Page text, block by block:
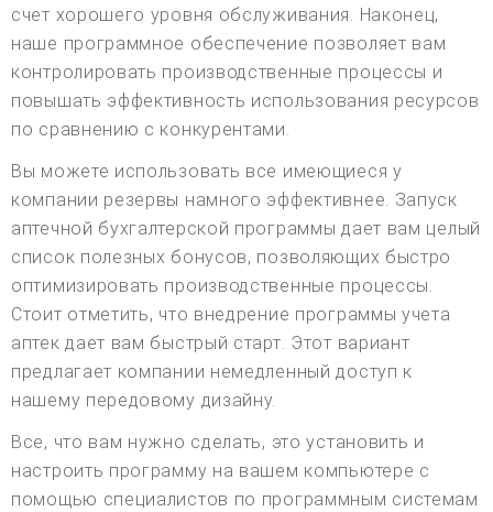
счет хорошего уровня обслуживания. Наконец,
наше программное обеспечение позволяет вам
контролировать производственные процессы и
повышать эффективность использования ресурсов
по сравнению с конкурентами.
Вы можете использовать все имеющиеся у
компании резервы намного эффективнее. Запуск
аптечной бухгалтерской программы дает вам целый
список полезных бонусов, позволяющих быстро
оптимизировать производственные процессы.
Стоит отметить, что внедрение программы учета
аптек дает вам быстрый старт. Этот вариант
предлагает компании немедленный доступ к
нашему передовому дизайну.
Все, что вам нужно сделать, это установить и
настроить программу на вашем компьютере с
помощью специалистов по программным системам